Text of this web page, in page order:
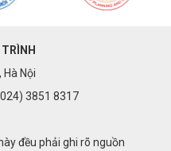
Nội
3851 8317
đều phải ghi rõ nguồn